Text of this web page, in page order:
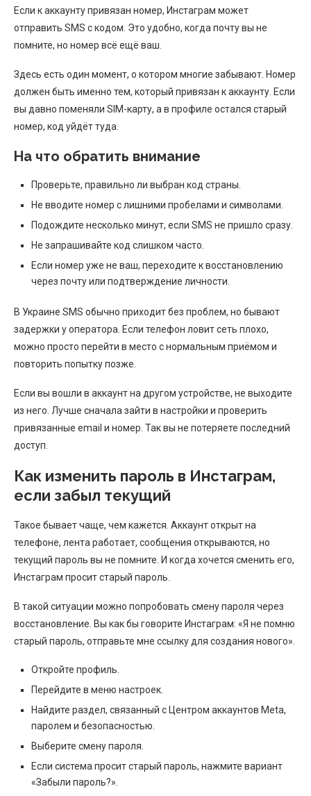
Если к аккаунту привязан номер, Инстаграм может
отправить SMS с кодом. Это удобно, когда почту вы не
помните, но номер всё ещё ваш.
Здесь есть один момент, о котором многие забывают. Номер
должен быть именно тем, который привязан к аккаунту. Если
вы давно поменяли SIM-карту, а в профиле остался старый
номер, код уйдёт туда.
На что обратить внимание
Проверьте, правильно ли выбран код страны.
Не вводите номер с лишними пробелами и символами.
Подождите несколько минут, если SMS не пришло сразу.
Не запрашивайте код слишком часто.
Если номер уже не ваш, переходите к восстановлению
через почту или подтверждение личности.
В Украине SMS обычно приходит без проблем, но бывают
задержки у оператора. Если телефон ловит сеть плохо,
можно просто перейти в место с нормальным приёмом и
повторить попытку позже.
Если вы вошли в аккаунт на другом устройстве, не выходите
из него. Лучше сначала зайти в настройки и проверить
привязанные email и номер. Так вы не потеряете последний
доступ.
Как изменить пароль в Инстаграм,
если забыл текущий
Такое бывает чаще, чем кажется. Аккаунт открыт на
телефоне, лента работает, сообщения открываются, но
текущий пароль вы не помните. И когда хочется сменить его,
Инстаграм просит старый пароль.
В такой ситуации можно попробовать смену пароля через
восстановление. Вы как бы говорите Инстаграм: «Я не помню
старый пароль, отправьте мне ссылку для создания нового».
Откройте профиль.
Перейдите в меню настроек.
Найдите раздел, связанный с Центром аккаунтов Meta,
паролем и безопасностью.
Выберите смену пароля.
Если система просит старый пароль, нажмите вариант
«Забыли пароль?».